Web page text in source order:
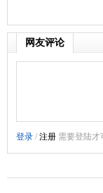
网友评论